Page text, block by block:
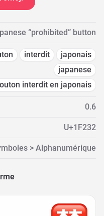
“prohibited” button
interdit
japonais
japanese
interdit en japonais
0.6
U+1F232
> Alphanumérique